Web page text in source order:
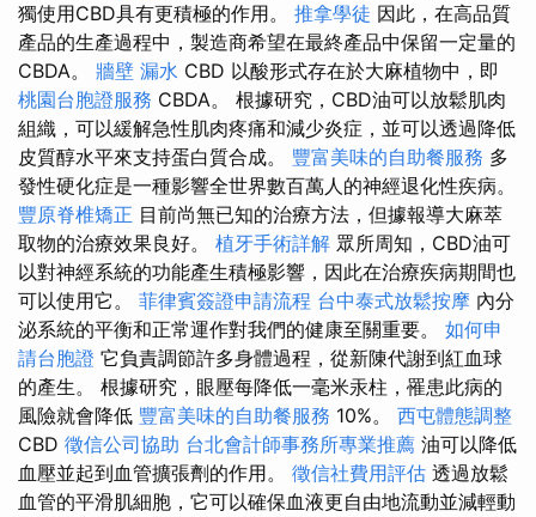
獨使用CBD具有更積極的作用。 推拿學徒 因此，在高品質
產品的生產過程中，製造商希望在最終產品中保留一定量的
CBDA。 牆壁 漏水 CBD 以酸形式存在於大麻植物中，即
桃園台胞證服務 CBDA。 根據研究，CBD油可以放鬆肌肉
組織，可以緩解急性肌肉疼痛和減少炎症，並可以透過​​降低
皮質醇水平來支持蛋白質合成。 豐富美味的自助餐服務 多
發性硬化症是一種影響全世界數百萬人的神經退化性疾病。
豐原脊椎矯正 目前尚無已知的治療方法，但據報導大麻萃
取物的治療效果良好。 植牙手術詳解 眾所周知，CBD油可
以對神經系統的功能產生積極影響，因此在治療疾病期間也
可以使用它。 菲律賓簽證申請流程 台中泰式放鬆按摩 內分
泌系統的平衡和正常運作對我們的健康至關重要。 如何申
請台胞證 它負責調節許多身體過程，從新陳代謝到紅血球
的產生。 根據研究，眼壓每降低一毫米汞柱，罹患此病的
風險就會降低 豐富美味的自助餐服務 10%。 西屯體態調整
CBD 徵信公司協助 台北會計師事務所專業推薦 油可以降低
血壓並起到血管擴張劑的作用。 徵信社費用評估 透過放鬆
血管的平滑肌細胞，它可以確保血液更自由地流動並減輕動